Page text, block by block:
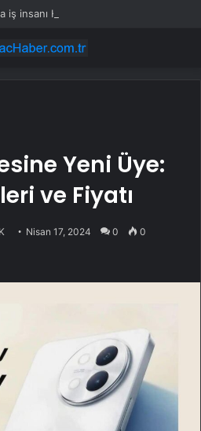
Yeni Üye:
ve Fiyatı
Nisan 17, 2024 0 0